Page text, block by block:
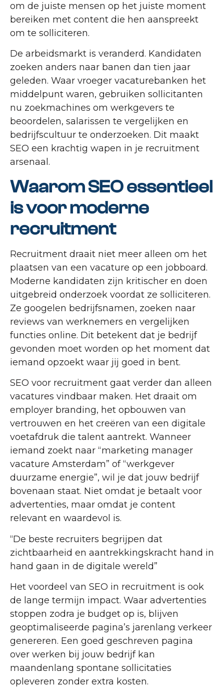
om de juiste mensen op het juiste moment
bereiken met content die hen aanspreekt
om te solliciteren.
De arbeidsmarkt is veranderd. Kandidaten
zoeken anders naar banen dan tien jaar
geleden. Waar vroeger vacaturebanken het
middelpunt waren, gebruiken sollicitanten
nu zoekmachines om werkgevers te
beoordelen, salarissen te vergelijken en
bedrijfscultuur te onderzoeken. Dit maakt
SEO een krachtig wapen in je recruitment
arsenaal.
Waarom SEO essentieel
is voor moderne
recruitment
Recruitment draait niet meer alleen om het
plaatsen van een vacature op een jobboard.
Moderne kandidaten zijn kritischer en doen
uitgebreid onderzoek voordat ze solliciteren.
Ze googelen bedrijfsnamen, zoeken naar
reviews van werknemers en vergelijken
functies online. Dit betekent dat je bedrijf
gevonden moet worden op het moment dat
iemand opzoekt waar jij goed in bent.
SEO voor recruitment gaat verder dan alleen
vacatures vindbaar maken. Het draait om
employer branding, het opbouwen van
vertrouwen en het creëren van een digitale
voetafdruk die talent aantrekt. Wanneer
iemand zoekt naar “marketing manager
vacature Amsterdam” of “werkgever
duurzame energie”, wil je dat jouw bedrijf
bovenaan staat. Niet omdat je betaalt voor
advertenties, maar omdat je content
relevant en waardevol is.
“De beste recruiters begrijpen dat
zichtbaarheid en aantrekkingskracht hand in
hand gaan in de digitale wereld”
Het voordeel van SEO in recruitment is ook
de lange termijn impact. Waar advertenties
stoppen zodra je budget op is, blijven
geoptimaliseerde pagina’s jarenlang verkeer
genereren. Een goed geschreven pagina
over werken bij jouw bedrijf kan
maandenlang spontane sollicitaties
opleveren zonder extra kosten.